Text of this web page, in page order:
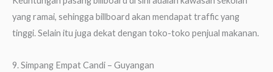
yang ramai, sehingga billboard akan mendapat traffic yang
tinggi. Selain itu juga dekat dengan toko-toko penjual makanan.
9. Simpang Empat Candi – Guyangan